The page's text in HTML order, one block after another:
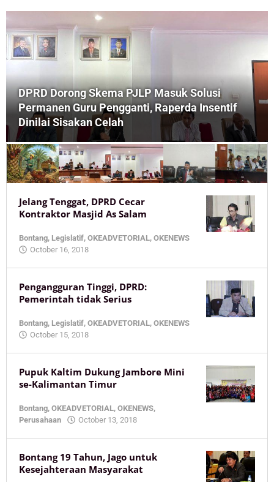
DPRD Dorong Skema PJLP Masuk Solusi
Permanen Guru Pengganti, Raperda Insentif
Dinilai Sisakan Celah
Kaltimoke.co.id
Jelang Tenggat, DPRD Cecar
Kontraktor Masjid As Salam
Bontang, Legislatif, OKEADVETORIAL, OKENEWS
October 16, 2018
Pengangguran Tinggi, DPRD:
Pemerintah tidak Serius
Bontang, Legislatif, OKEADVETORIAL, OKENEWS
October 15, 2018
Pupuk Kaltim Dukung Jambore Mini
se-Kalimantan Timur
Bontang, OKEADVETORIAL, OKENEWS,
Perusahaan
October 13, 2018
Bontang 19 Tahun, Jago untuk
Kesejahteraan Masyarakat